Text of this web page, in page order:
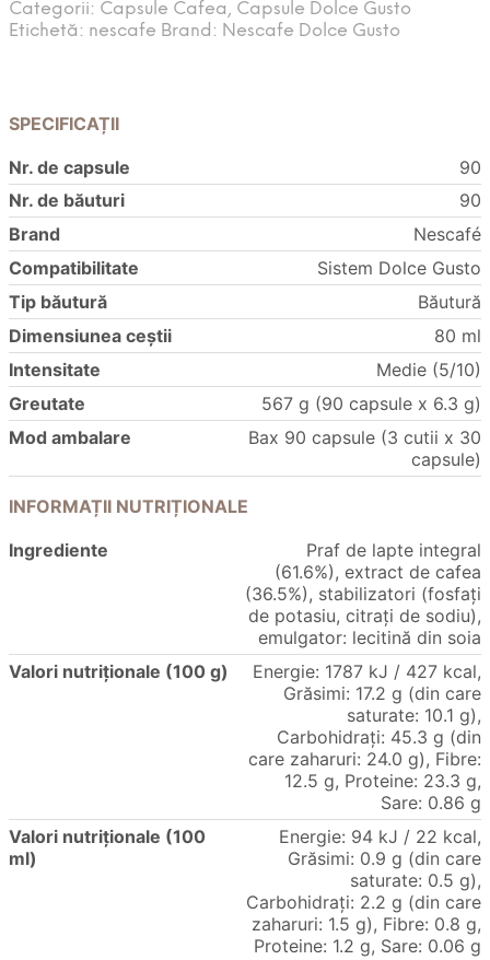
Categorii: Capsule Cafea, Capsule Dolce Gusto
Etichetă: nescafe Brand: Nescafe Dolce Gusto
SPECIFICAȚII
Nr. de capsule
90
Nr. de băuturi
90
Brand
Nescafé
Compatibilitate
Sistem Dolce Gusto
Tip băutură
Băutură
Dimensiunea ceștii
80 ml
Intensitate
Medie (5/10)
Greutate
567 g (90 capsule x 6.3 g)
Mod ambalare
Bax 90 capsule (3 cutii x 30
capsule)
INFORMAȚII NUTRIȚIONALE
Ingrediente
Praf de lapte integral
(61.6%), extract de cafea
(36.5%), stabilizatori (fosfați
de potasiu, citrați de sodiu),
emulgator: lecitină din soia
Valori nutriționale (100 g)
Energie: 1787 kJ / 427 kcal,
Grăsimi: 17.2 g (din care
saturate: 10.1 g),
Carbohidrați: 45.3 g (din
care zaharuri: 24.0 g), Fibre:
12.5 g, Proteine: 23.3 g,
Sare: 0.86 g
Valori nutriționale (100
ml)
Energie: 94 kJ / 22 kcal,
Grăsimi: 0.9 g (din care
saturate: 0.5 g),
Carbohidrați: 2.2 g (din care
zaharuri: 1.5 g), Fibre: 0.8 g,
Proteine: 1.2 g, Sare: 0.06 g